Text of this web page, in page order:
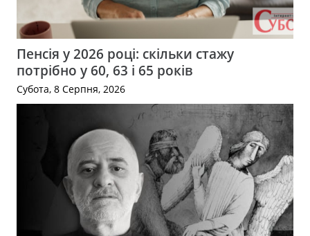
Пенсія у 2026 році: скільки стажу
потрібно у 60, 63 і 65 років
Субота, 8 Серпня, 2026